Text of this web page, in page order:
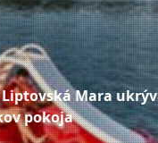
Liptovská Mara
pokoja